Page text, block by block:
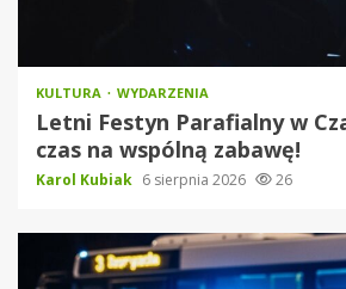
KULTURA WYDARZENIA
Letni Festyn Parafialny w
czas na wspólną zabawę!
Karol Kubiak 6 sierpnia 2026 26